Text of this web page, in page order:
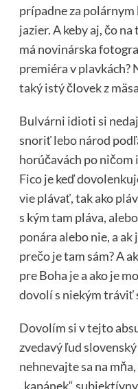
prípadne za
jazier. A keby aj, čo
má novinárska
premiéra v plavkách?
taký istý človek z
Bulvárni idioti si
snoriť lebo národ
horúčavách po ničom
Fico je keď
vie plávať, tak ako
s kým tam pláva,
ponára alebo nie, a ak
prečo je tam sám? A
pre Boha je a ako je
dovolí s niekým tráviť
Dovolím si v tejto
zvedavý ľud
nehnevajte sa na
„kapánek“